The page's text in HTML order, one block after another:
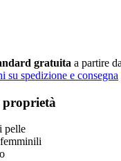
gratuita a partire
spedizione e consegna
proprietà
pelle